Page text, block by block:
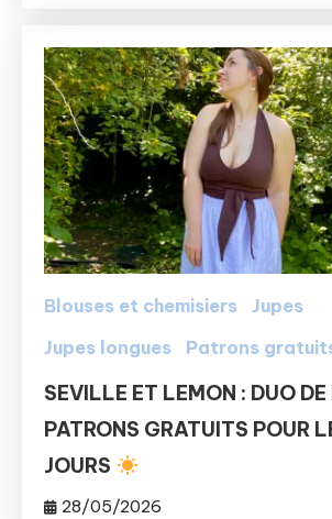
Blouses et chemisiers
Jupes
Jupes longues
Patrons
SEVILLE ET LEMON : DUO DE
PATRONS GRATUITS POUR
JOURS
28/05/2026